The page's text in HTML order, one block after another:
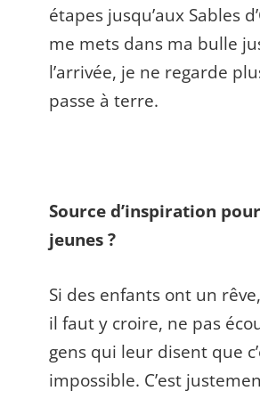
étapes jusqu’aux Sables
me mets dans ma bulle
l’arrivée, je ne regarde
passe à terre.
Source d’inspiration
jeunes ?
Si des enfants ont un
il faut y croire, ne pas
gens qui leur disent que
impossible. C’est